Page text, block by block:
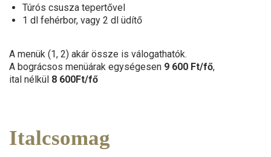
Túrós csusza tepertővel
1 dl fehérbor, vagy 2 dl üdítő
A menük (1, 2) akár össze is válogathatók.
A bográcsos menüárak egységesen 9 600 Ft/fő,
ital nélkül 8 600Ft/fő
Italcsomag